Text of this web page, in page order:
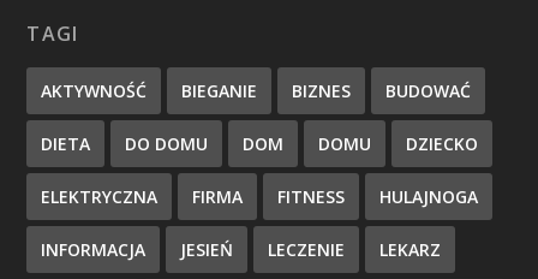
TAGI
AKTYWNOŚĆ BIEGANIE BIZNES BUDOWAĆ
DIETA DO DOMU DOM DOMU DZIECKO
ELEKTRYCZNA FIRMA FITNESS HULAJNOGA
INFORMACJA JESIEŃ LECZENIE LEKARZ